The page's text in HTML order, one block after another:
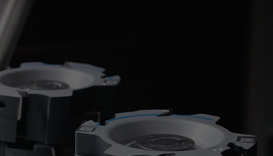
Polska
polski
português
România
Română